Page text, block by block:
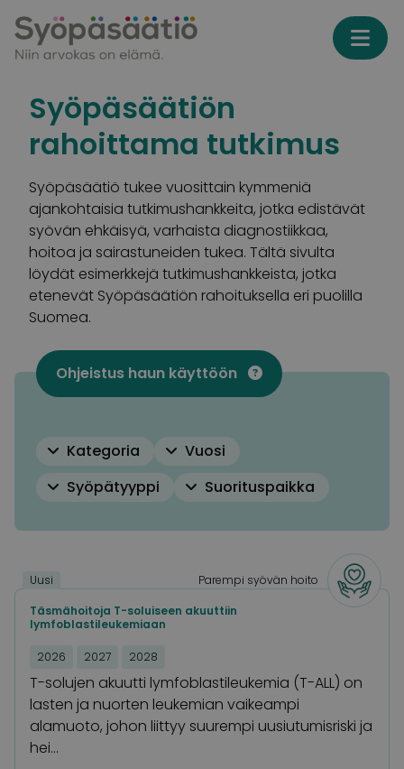
Syöpäsäätiön
rahoittama tutkimus
Syöpäsäätiö tukee vuosittain kymmeniä
ajankohtaisia tutkimushankkeita, jotka edistävät
syövän ehkäisyä, varhaista diagnostiikkaa,
hoitoa ja sairastuneiden tukea. Tältä sivulta
löydät esimerkkejä tutkimushankkeista, jotka
etenevät Syöpäsäätiön rahoituksella eri puolilla
Suomea.
Ohjeistus haun käyttöön
Kategoria
Vuosi
Syöpätyyppi
Suorituspaikka
Uusi
Parempi syövän hoito
Täsmähoitoja T-soluiseen akuuttiin
lymfoblastileukemiaan
2026 2027 2028
T-solujen akuutti lymfoblastileukemia (T-ALL) on
lasten ja nuorten leukemian vaikeampi
alamuoto, johon liittyy suurempi uusiutumisriski ja
hei…